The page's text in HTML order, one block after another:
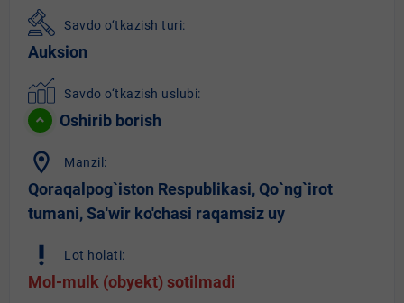
Savdo o‘tkazish turi:
Auksion
Savdo o‘tkazish uslubi:
Oshirib borish
location_on Manzil:
Qoraqalpog`iston Respublikasi, Qo`ng`irot
tumani, Sa'wir ko'chasi raqamsiz uy
priority_high Lot holati:
Mol-mulk (obyekt) sotilmadi